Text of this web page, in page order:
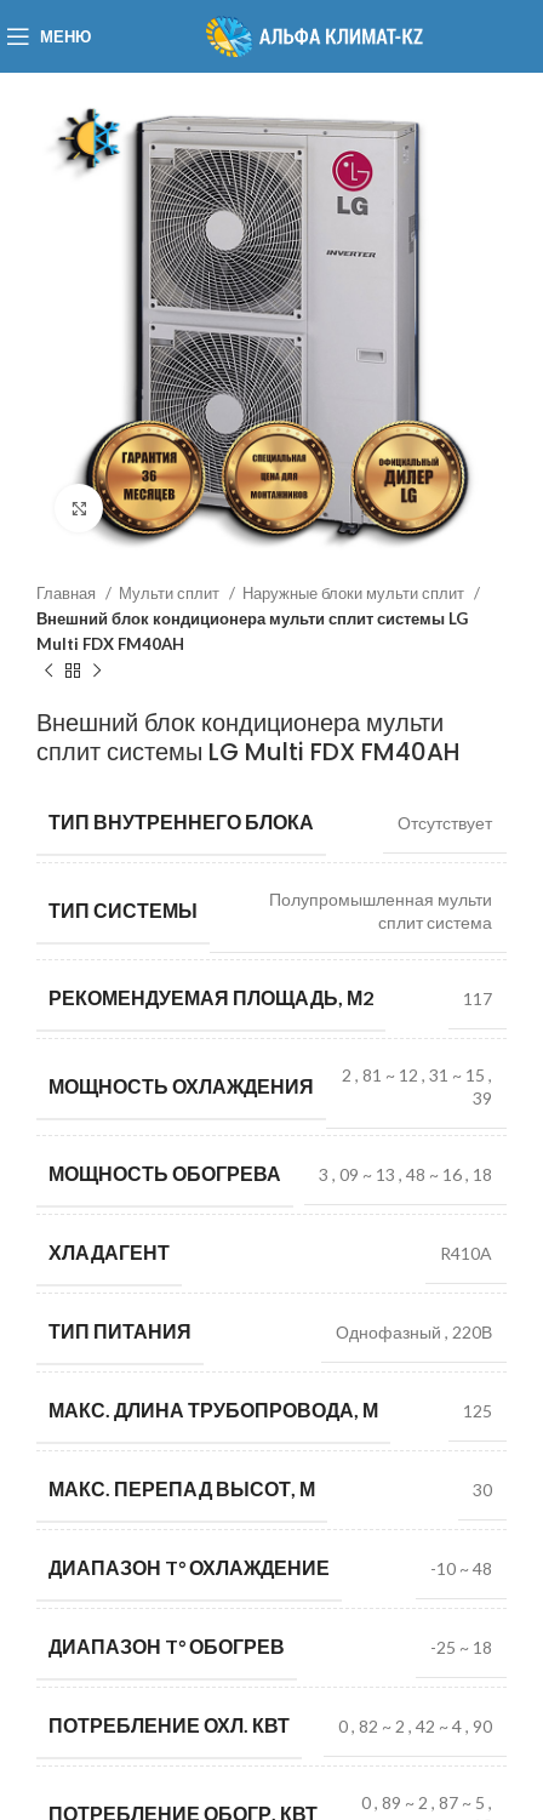
МЕНЮ
Нажмите, чтобы увеличить
Главная Мульти сплит
Наружные блоки мульти сплит
Внешний блок кондиционера мульти сплит системы LG
Multi FDX FM40AH
Внешний блок кондиционера мульти
сплит системы LG Multi FDX FM40AH
ТИП ВНУТРЕННЕГО БЛОКА Отсутствует
ТИП СИСТЕМЫ
Полупромышленная мульти
сплит система
РЕКОМЕНДУЕМАЯ ПЛОЩАДЬ, М2 117
МОЩНОСТЬ ОХЛАЖДЕНИЯ 2 , 81 ~ 12 , 31 ~ 15 ,
39
МОЩНОСТЬ ОБОГРЕВА 3 , 09 ~ 13 , 48 ~ 16, 18
ХЛАДАГЕНТ R410A
ТИП ПИТАНИЯ Однофазный , 220В
МАКС. ДЛИНА ТРУБОПРОВОДА, М 125
МАКС. ПЕРЕПАД ВЫСОТ, М 30
ДИАПАЗОН T° ОХЛАЖДЕНИЕ -10 ~ 48
ДИАПАЗОН T° ОБОГРЕВ -25 ~ 18
ПОТРЕБЛЕНИЕ ОХЛ. КВТ 0, 82 ~ 2 , 42 ~ 4, 90
ПОТРЕБЛЕНИЕ ОБОГР. КВТ 0, 89 ~ 2 , 87 ~ 5 ,